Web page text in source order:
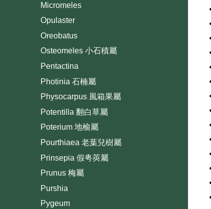
Micromeles
Opulaster
Oreobatus
Osteomeles 小石積屬
Pentactina
Photinia 石楠屬
Physocarpus 風箱果屬
Potentilla 翻白草屬
Poterium 地榆屬
Pourthiaea 老葉兒樹屬
Prinsepia 假甹莢屬
Prunus 梅屬
Purshia
Pygeum